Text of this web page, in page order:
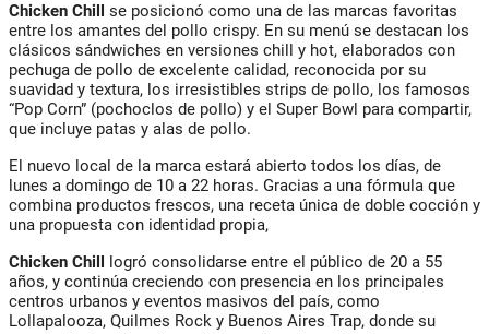
Chicken Chill se posicionó como una de las marcas favoritas
entre los amantes del pollo crispy. En su menú se destacan los
clásicos sándwiches en versiones chill y hot, elaborados con
pechuga de pollo de excelente calidad, reconocida por su
suavidad y textura, los irresistibles strips de pollo, los famosos
“Pop Corn” (pochoclos de pollo) y el Super Bowl para compartir,
que incluye patas y alas de pollo.
El nuevo local de la marca estará abierto todos los días, de
lunes a domingo de 10 a 22 horas. Gracias a una fórmula que
combina productos frescos, una receta única de doble cocción y
una propuesta con identidad propia,
Chicken Chill logró consolidarse entre el público de 20 a 55
años, y continúa creciendo con presencia en los principales
centros urbanos y eventos masivos del país, como
Lollapalooza, Quilmes Rock y Buenos Aires Trap, donde su